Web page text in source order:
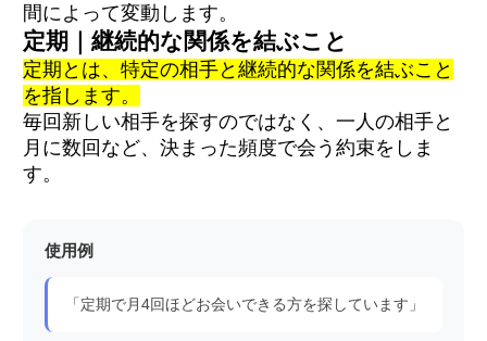
間によって変動します。
定期｜継続的な関係を結ぶこと
定期とは、特定の相手と継続的な関係を結ぶこと
を指します。
毎回新しい相手を探すのではなく、一人の相手と
月に数回など、決まった頻度で会う約束をしま
す。
使用例
「定期で月4回ほどお会いできる方を探しています」